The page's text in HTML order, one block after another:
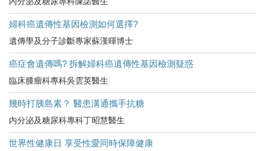
婦科癌遺傳性基因檢測如何選擇?
遺傳學及分子診斷專家蘇漢暉博士
癌症會遺傳嗎? 拆解婦科癌遺傳性基因檢測疑惑
臨床腫瘤科專科吳雲英醫生
幾時打胰島素？ 醫患溝通攜手抗糖
内分泌及糖尿科專科丁昭慧醫生
世界性健康日 享受性愛同時保障健康